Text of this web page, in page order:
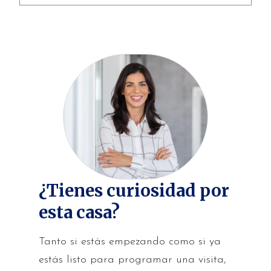
¿Tienes curiosidad por
esta casa?
Tanto si estás empezando como si ya
estás listo para programar una visita,